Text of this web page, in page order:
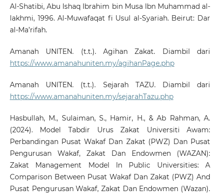
Al-Shatibi, Abu Ishaq Ibrahim bin Musa Ibn Muhammad al-
lakhmi, 1996. Al-Muwafaqat fi Usul al-Syariah. Beirut: Dar
al-Ma’rifah.
Amanah UNITEN. (t.t.). Agihan Zakat. Diambil dari
https://www.amanahuniten.my/agihanPage.php
Amanah UNITEN. (t.t.). Sejarah TAZU. Diambil dari
https://www.amanahuniten.my/sejarahTazu.php
Hasbullah, M., Sulaiman, S., Hamir, H., & Ab Rahman, A.
(2024). Model Tabdir Urus Zakat Universiti Awam:
Perbandingan Pusat Wakaf Dan Zakat (PWZ) Dan Pusat
Pengurusan Wakaf, Zakat Dan Endowmen (WAZAN):
Zakat Management Model In Public Universities: A
Comparison Between Pusat Wakaf Dan Zakat (PWZ) And
Pusat Pengurusan Wakaf, Zakat Dan Endowmen (Wazan).